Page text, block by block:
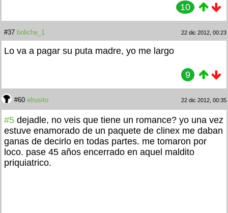
10
#37 boliche_1 22 dic 2012, 00:23
Lo va a pagar su puta madre, yo me largo
9
#60 elrusito 22 dic 2012, 00:35
#5 dejadle, no veis que tiene un romance? yo una vez
estuve enamorado de un paquete de clinex me daban
ganas de decirlo en todas partes. me tomaron por
loco. pase 45 años encerrado en aquel maldito
priquiatrico.